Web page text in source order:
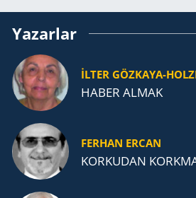
Yazarlar
İLTER GÖZKAYA-
HABER ALMAK
FERHAN ERCAN
KORKUDAN